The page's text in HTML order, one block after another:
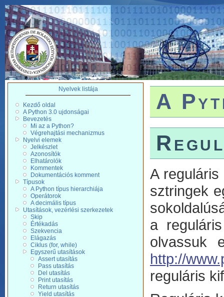
Nyelvek listája
Kezdő oldal
A Python 3.0 ujdonságai
Bevezetés
Mi az a Python?
Végrehajtási mechanizmus
Nyelvi elemek
Jelkészlet
Azonosítók
Elhatárolók
Kommentek
Dokumentációs komment
Típusok
A Python típus hierarchiája
Operátorok
A decimális típus
Utasítások, vezérlési szerkezetek
Skip
Értékadás
Szekvencia
Elágazás
Ciklus (for, while)
Egyszerű utasítások
Assert utasítás
Pass utasítás
Del utasítás
Print utasítás
Return utasítás
Yield utasítás
A
A
sztringek
a
olvassuk
http://
reguláris